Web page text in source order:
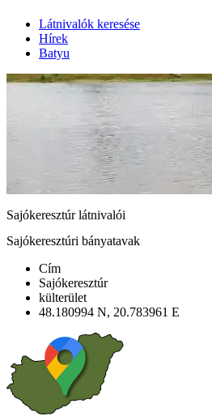
Látnivalók keresése
Hírek
Batyu
Sajókeresztúr látnivalói
Sajókeresztúri bányatavak
Cím
Sajókeresztúr
külterület
48.180994 N, 20.783961 E